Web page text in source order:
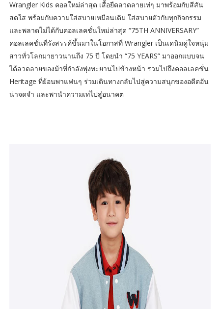
Wrangler Kids คอลใหม่ล่าสุด เสื้อยืดลวดลายเท่ๆ มาพร้อมกับสีสัน
สดใส พร้อมกับความใส่สบายเหมือนเดิม ใส่สบายตัวกับทุกกิจกรรม
และพลาดไม่ได้กับคอลเลคชั่นใหม่ล่าสุด “75TH ANNIVERSARY”
คอลเลคชั่นที่รังสรรค์ขึ้นมาในโอกาสที่ Wrangler เป็นเดนิมคู่ใจหนุ่ม
สาวทั่วโลกมายาวนานถึง 75 ปี โดยนำ “75 YEARS” มาออกแบบจน
ได้ลวดลายของม้าที่กำลังพุ่งทะยานไปข้างหน้า รวมไปถึงคอลเลคชั่น
Heritage ที่ย้อนพาแฟนๆ ร่วมเดินทางกลับไปสู่ความสนุกของอดีตอัน
น่าจดจำ และพานำความเท่ไปสู่อนาคต